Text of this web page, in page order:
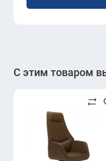
С этим товаром